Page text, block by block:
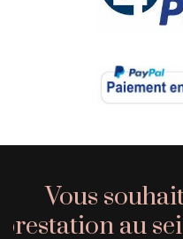
Vous
prestation au